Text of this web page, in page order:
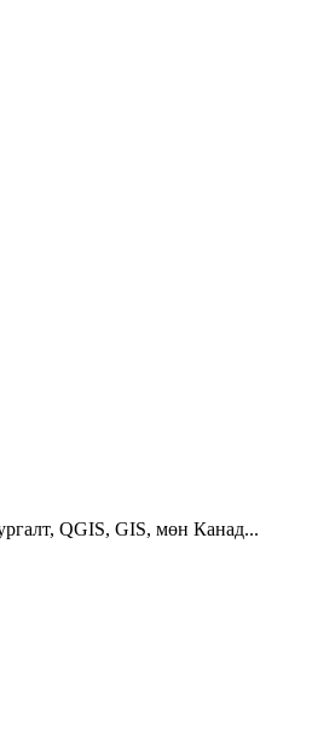
QGIS, GIS, мөн Канад...